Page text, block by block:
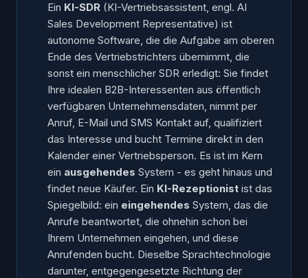
Terminvereinbarung oder Terminbuchung - wo liegt
der Unterschied?
Wie findet und kontaktiert ein KI-SDR Interessenten?
Was kostet ein menschlicher SDR wirklich?
Für wen lohnt sich ein KI-SDR?
Häufig gestellte Fragen
Ein KI-SDR (KI-Vertriebsassistent, engl. AI
Sales Development Representative) ist
autonome Software, die die Aufgabe am oberen
Ende des Vertriebstrichters übernimmt, die
sonst ein menschlicher SDR erledigt: Sie findet
Ihre idealen B2B-Interessenten aus öffentlich
verfügbaren Unternehmensdaten, nimmt per
Anruf, E-Mail und SMS Kontakt auf, qualifiziert
das Interesse und bucht Termine direkt in den
Kalender einer Vertriebsperson. Es ist im Kern
ein ausgehendes System - es geht hinaus und
findet neue Käufer. Ein KI-Rezeptionist ist das
Spiegelbild: ein eingehendes System, das die
Anrufe beantwortet, die ohnehin schon bei
Ihrem Unternehmen eingehen, und diese
Anrufenden bucht. Dieselbe Sprachtechnologie
darunter, entgegengesetzte Richtung der